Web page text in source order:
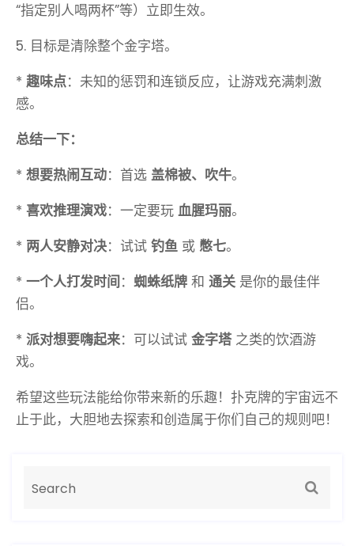
“指定别人喝两杯”等）立即生效。
5. 目标是清除整个金字塔。
* 趣味点：未知的惩罚和连锁反应，让游戏充满刺激
感。
总结一下：
* 想要热闹互动：首选 盖棉被、吹牛。
* 喜欢推理演戏：一定要玩 血腥玛丽。
* 两人安静对决：试试 钓鱼 或 憋七。
* 一个人打发时间： 蜘蛛纸牌 和 通关 是你的最佳伴
侣。
* 派对想要嗨起来：可以试试 金字塔 之类的饮酒游
戏。
希望这些玩法能给你带来新的乐趣！扑克牌的宇宙远不
止于此，大胆地去探索和创造属于你们自己的规则吧！